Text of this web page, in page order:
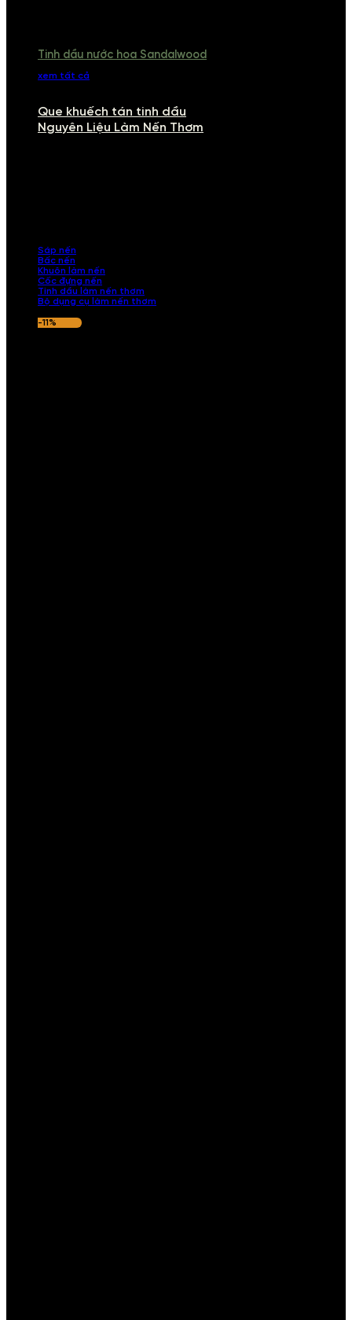
Tinh dầu nước hoa Sandalwood
xem tất cả
Que khuếch tán tinh dầu
Nguyên Liệu Làm Nến Thơm
Sáp nến
Bấc nến
Khuôn làm nến
Cốc đựng nến
Tinh dầu làm nến thơm
Bộ dụng cụ làm nến thơm
-11%